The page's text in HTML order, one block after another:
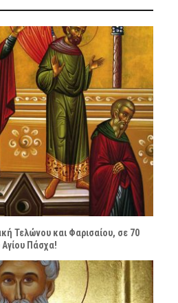
Τελώνου και Φαρισαίου, σε 70
Πάσχα!